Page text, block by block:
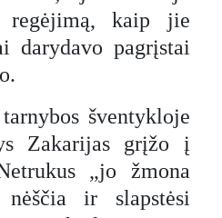
regėjimą, kaip jie
darydavo pagrįstai
šventykloje
Zakarijas grįžo į
„jo žmona
ir slapstėsi